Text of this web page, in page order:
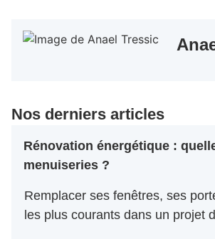
Nos derniers articles
Rénovation énergétique :
menuiseries ?
Remplacer ses fenêtres, ses
les plus courants dans un projet